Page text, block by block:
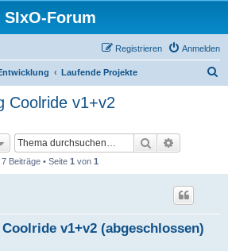
SIxO-Forum
Anmelden
Registrieren
Laufende Projekte
Coolride v1+v2
Suche
7 Beiträge • Seite 1 von 1
v1+v2 (abgeschlossen)